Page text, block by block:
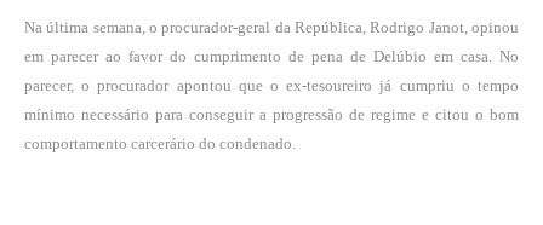
Na última semana, o procurador-geral da República, Rodrigo Janot, opinou
em parecer ao favor do cumprimento de pena de Delúbio em casa. No
parecer, o procurador apontou que o ex-tesoureiro já cumpriu o tempo
mínimo necessário para conseguir a progressão de regime e citou o bom
comportamento carcerário do condenado.